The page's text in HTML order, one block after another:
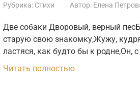
Рубрика: Стихи Автор: Елена
Две собаки Дворовый, верный
старую свою знакомку,Жужу,
ластяся, как будто бы к родне,Он,
Читать полностью